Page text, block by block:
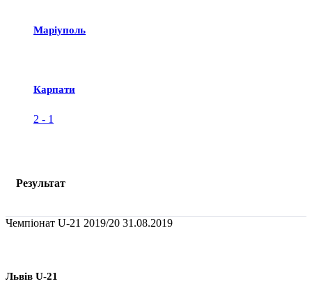
Маріуполь
Карпати
2 - 1
Результат
Чемпіонат U-21 2019/20 31.08.2019
Львів U-21